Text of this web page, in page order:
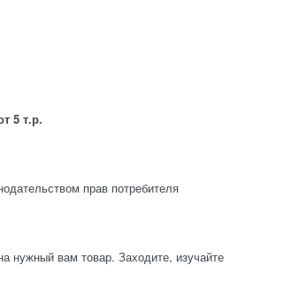
5 т.р.
прав потребителя
нужный вам товар. Заходите, изучайте